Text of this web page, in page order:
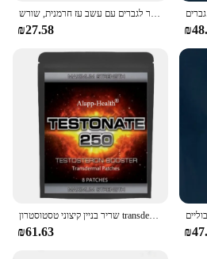
טסטוסטרון מגבר לגברים עם עשב עז חרמנית, שורש maca שורש transdermal כוח סיבולת 30 תיקונים
₪27.58
שריר בניין קיצוני טסטוסטרון transdermal טלאים סטרואידים המאיץ אנבוליים, עם ויטמין b6 טלאים, עשוי בארה "ב.
₪61.63